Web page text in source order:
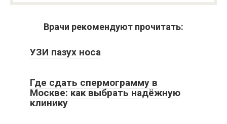
Врачи рекомендуют прочитать:
УЗИ пазух носа
Где сдать спермограмму в
Москве: как выбрать надёжную
клинику